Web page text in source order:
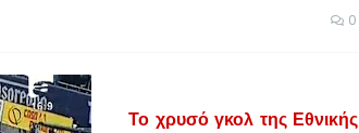
0
Το χρυσό γκολ της Εθνικής